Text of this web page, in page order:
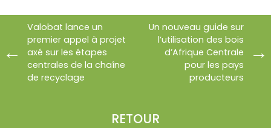
Valobat lance un
premier appel à projet
axé sur les étapes
centrales de la chaîne
de recyclage
RETOUR
Un nouveau guide sur
l’utilisation des bois
d’Afrique Centrale
pour les pays
producteurs